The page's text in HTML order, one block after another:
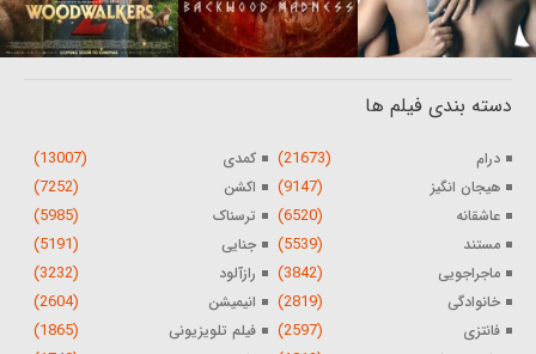
دسته بندی فیلم ها
درام (21673) کمدی (13007)
هیجان انگیز (9147) اکشن (7252)
عاشقانه (6520) ترسناک (5985)
مستند (5539) جنایی (5191)
ماجراجویی (3842) رازآلود (3232)
خانوادگی (2819) انیمیشن (2604)
فانتزی (2597) فیلم تلویزیونی (1865)